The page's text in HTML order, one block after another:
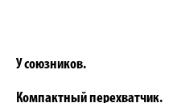
У союзников.
Компактный перехватчик.